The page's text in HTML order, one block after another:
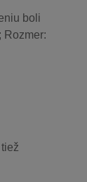
boli
Rozmer: